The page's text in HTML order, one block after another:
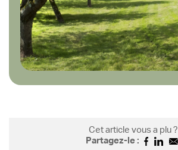
Cet article vous a plu ?
Partagez-le :